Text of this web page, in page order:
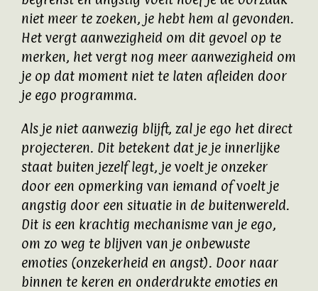
niet meer te zoeken, je hebt hem al gevonden.
Het vergt aanwezigheid om dit gevoel op te
merken, het vergt nog meer aanwezigheid om
je op dat moment niet te laten afleiden door
je ego programma.
Als je niet aanwezig blijft, zal je ego het direct
projecteren. Dit betekent dat je je innerlijke
staat buiten jezelf legt, je voelt je onzeker
door een opmerking van iemand of voelt je
angstig door een situatie in de buitenwereld.
Dit is een krachtig mechanisme van je ego,
om zo weg te blijven van je onbewuste
emoties (onzekerheid en angst). Door naar
binnen te keren en onderdrukte emoties en